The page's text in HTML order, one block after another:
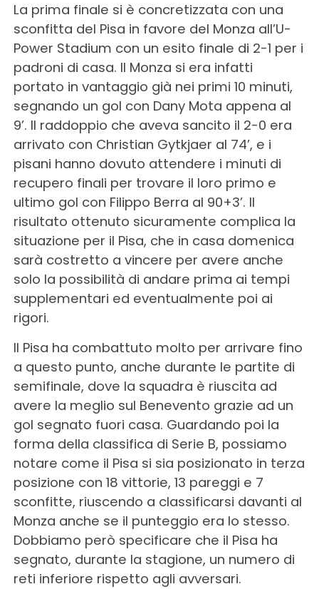
La prima finale si è concretizzata con una
sconfitta del Pisa in favore del Monza all’U-
Power Stadium con un esito finale di 2-1 per i
padroni di casa. Il Monza si era infatti
portato in vantaggio già nei primi 10 minuti,
segnando un gol con Dany Mota appena al
9’. Il raddoppio che aveva sancito il 2-0 era
arrivato con Christian Gytkjaer al 74’, e i
pisani hanno dovuto attendere i minuti di
recupero finali per trovare il loro primo e
ultimo gol con Filippo Berra al 90+3’. Il
risultato ottenuto sicuramente complica la
situazione per il Pisa, che in casa domenica
sarà costretto a vincere per avere anche
solo la possibilità di andare prima ai tempi
supplementari ed eventualmente poi ai
rigori.
Il Pisa ha combattuto molto per arrivare fino
a questo punto, anche durante le partite di
semifinale, dove la squadra è riuscita ad
avere la meglio sul Benevento grazie ad un
gol segnato fuori casa. Guardando poi la
forma della classifica di Serie B, possiamo
notare come il Pisa si sia posizionato in terza
posizione con 18 vittorie, 13 pareggi e 7
sconfitte, riuscendo a classificarsi davanti al
Monza anche se il punteggio era lo stesso.
Dobbiamo però specificare che il Pisa ha
segnato, durante la stagione, un numero di
reti inferiore rispetto agli avversari.